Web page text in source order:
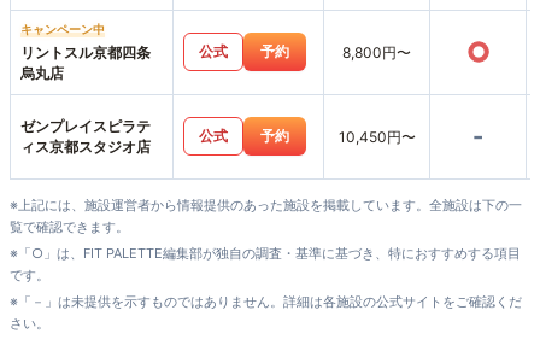
キャンペーン中
リントスル京都四条
烏丸店
公式 予約 8,800円〜 ○
ゼンプレイスピラテ
ィス京都スタジオ店
公式 予約 10,450円〜 -
※上記には、施設運営者から情報提供のあった施設を掲載しています。全施設は下の一
覧で確認できます。
※「○」は、FIT PALETTE編集部が独自の調査・基準に基づき、特におすすめする項目
です。
※「－」は未提供を示すものではありません。詳細は各施設の公式サイトをご確認くだ
さい。